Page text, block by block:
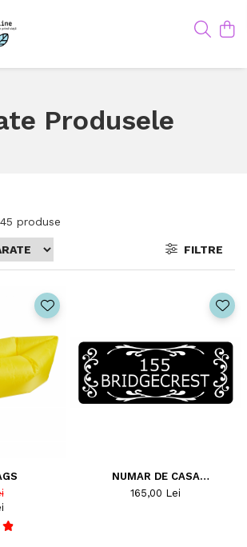
Produsele
45 produse
FILTRE
NUMAR DE CASA
PERSONALIZAT
165,00 Lei